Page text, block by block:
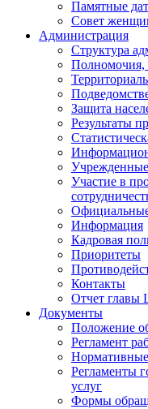
Памятные
Совет
Администрация
Структура
Полномочия,
Защита
Результаты
Участие в
Информация
Кадровая
Приоритеты
Контакты
Отчет главы
Документы
Положение
Регламент
Регламенты
услуг
Формы